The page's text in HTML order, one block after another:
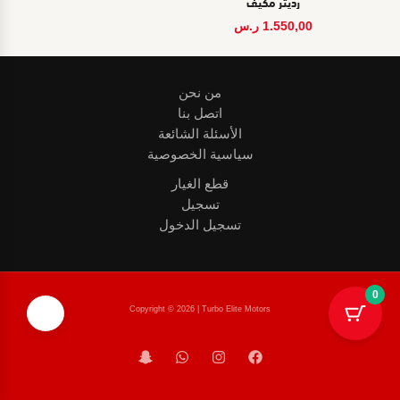
1.550,00 ر.س
من نحن
اتصل بنا
الأسئلة الشائعة
سياسية الخصوصية
قطع الغيار
تسجيل
تسجيل الدخول
Copyright © 2026 | Turbo Elite Motors
0